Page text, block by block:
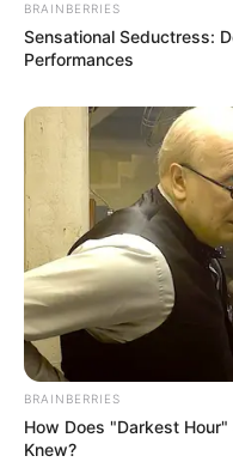
elküldeni a háborúba
soha többé nem tér
magukban azok, akik
veterán még
BRAINBERRIES
Sensational Seductress:
Performances
BRAINBERRIES
How Does "Darkest
Knew?